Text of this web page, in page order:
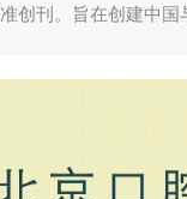
创刊。旨在创建中国